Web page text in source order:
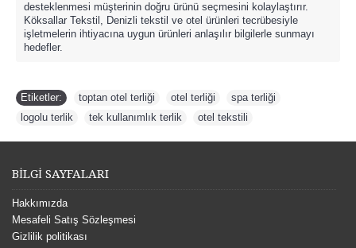
desteklenmesi müşterinin doğru ürünü seçmesini kolaylaştırır.
Köksallar Tekstil, Denizli tekstil ve otel ürünleri tecrübesiyle
işletmelerin ihtiyacına uygun ürünleri anlaşılır bilgilerle sunmayı
hedefler.
Etiketler: toptan otel terliği otel terliği spa terliği
logolu terlik
tek kullanımlık terlik otel tekstili
BİLGİ SAYFALARI
Hakkımızda
Mesafeli Satış Sözleşmesi
Gizlilik politikası